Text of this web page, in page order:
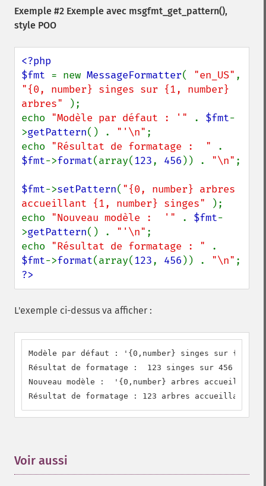
Exemple #2 Exemple avec msgfmt_get_pattern(),
style POO
<?php
$fmt = new MessageFormatter( "en_US"
"{0, number} singes sur {1, number}
arbres"
);
echo "Modèle par défaut : '" . $fmt-
>getPattern() . "'\n" ;
echo "Résultat de formatage :  "
$fmt->format(array(123, 456 )) . "\n" ;
$fmt->setPattern( "{0, number} arbres
accueillant {1, number} singes"
);
echo "Nouveau modèle :  '" . $fmt-
>getPattern() . "'\n" ;
echo "Résultat de formatage : "
$fmt->format(array(123, 456 )) . "\n"
?>
L'exemple ci-dessus va afficher :
Modèle par défaut : '{0,number} singes sur
Résultat de formatage :  123 singes sur 456 arbres
Nouveau modèle :  '{0,number} arbres accueillant
Résultat de formatage : 123 arbres accueillant
Voir aussi